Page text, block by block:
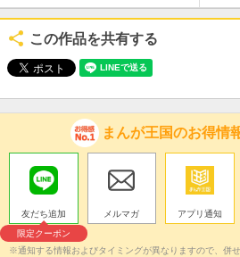
この作品を共有する
まんが王国のお得情
友だち追加
限定クーポン
メルマガ アプリ通知
※通知する情報およびタイミングが異なりますので、併